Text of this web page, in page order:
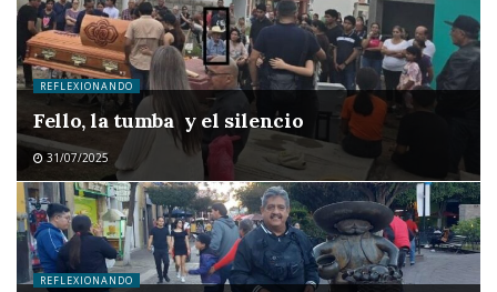
REFLEXIONANDO
Fello, la tumba y el silencio
31/07/2025
REFLEXIONANDO